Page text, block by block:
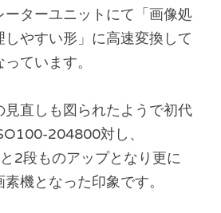
ーターユニットにて「画像処
やすい形」に高速変換して
ています。
見直しも図られたようで初代
204800対し、
2段ものアップとなり更に
機となった印象です。